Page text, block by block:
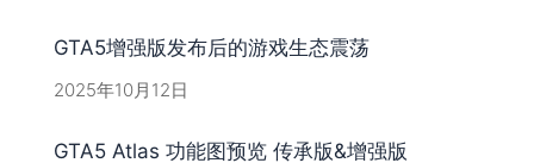
GTA5增强版发布后的游戏生态震荡
2025年10月12日
GTA5 Atlas 功能图预览 传承版&增强版